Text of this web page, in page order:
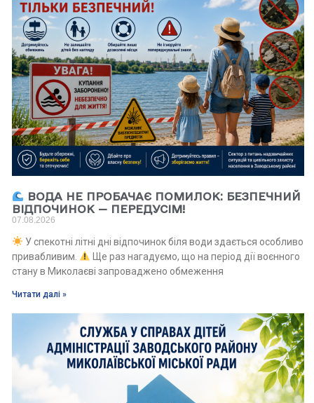
ВОДА НЕ ПРОБАЧАЄ ПОМИЛОК: БЕЗПЕЧНИЙ
ВІДПОЧИНОК — ПЕРЕДУСІМ!
07.08.2026
У спекотні літні дні відпочинок біля води здається особливо
привабливим.
Ще раз нагадуємо, що на період дії воєнного
стану в Миколаєві запроваджено обмеження
Читати далі »